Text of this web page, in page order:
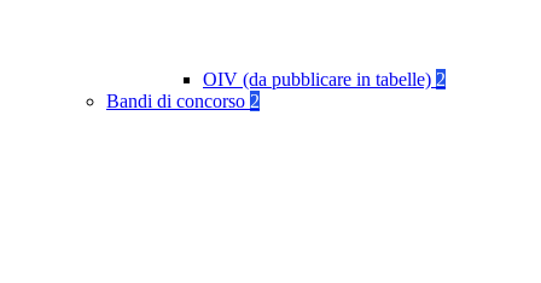
OIV (da pubblicare in tabelle) 2
Bandi di concorso 2